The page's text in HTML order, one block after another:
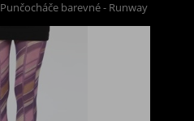
Punčocháče barevné - Runway